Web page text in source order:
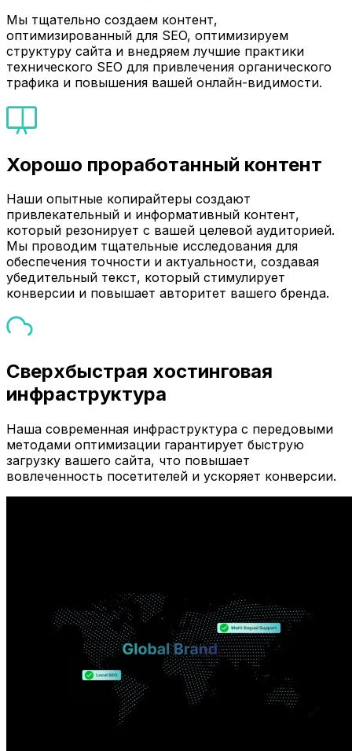
Мы тщательно создаем контент,
оптимизированный для SEO, оптимизируем
структуру сайта и внедряем лучшие практики
технического SEO для привлечения органического
трафика и повышения вашей онлайн-видимости.
Хорошо проработанный контент
Наши опытные копирайтеры создают
привлекательный и информативный контент,
который резонирует с вашей целевой аудиторией.
Мы проводим тщательные исследования для
обеспечения точности и актуальности, создавая
убедительный текст, который стимулирует
конверсии и повышает авторитет вашего бренда.
Сверхбыстрая хостинговая
инфраструктура
Наша современная инфраструктура с передовыми
методами оптимизации гарантирует быструю
загрузку вашего сайта, что повышает
вовлеченность посетителей и ускоряет конверсии.